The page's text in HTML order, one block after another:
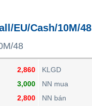
EU/Cash/10M/48
48
2,860
3,000
2,800
KLGD
NN mua
NN bán